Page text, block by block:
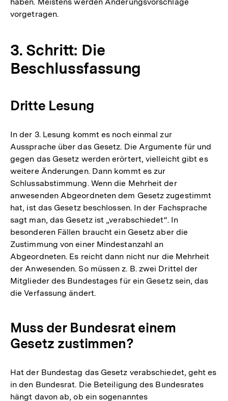
vorgetragen.
3. Schritt: Die
Beschlussfassung
Dritte Lesung
In der 3. Lesung kommt es noch einmal zur
Aussprache über das Gesetz. Die Argumente für und
gegen das Gesetz werden erörtert, vielleicht gibt es
weitere Änderungen. Dann kommt es zur
Schlussabstimmung. Wenn die Mehrheit der
anwesenden Abgeordneten dem Gesetz zugestimmt
hat, ist das Gesetz beschlossen. In der Fachsprache
sagt man, das Gesetz ist „verabschiedet“. In
besonderen Fällen braucht ein Gesetz aber die
Zustimmung von einer Mindestanzahl an
Abgeordneten. Es reicht dann nicht nur die Mehrheit
der Anwesenden. So müssen z. B. zwei Drittel der
Mitglieder des Bundestages für ein Gesetz sein, das
die Verfassung ändert.
Muss der Bundesrat einem
Gesetz zustimmen?
Hat der Bundestag das Gesetz verabschiedet, geht es
in den Bundesrat. Die Beteiligung des Bundesrates
hängt davon ab, ob ein sogenanntes